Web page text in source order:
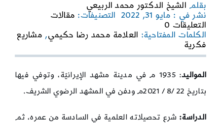
بقلم الشيخ الدكتور محمد الربيعي
نشر في : مايو 31, 2022
التصنيفات: مقالات
التعليقات 0
on
مشاريع
12
العلامة
رضا
الكلمات المفتاحية: العلامة محمد رضا حكيمي, مشاريع
فكرية
المواليد
: 1935 م في مدينة مشهد الإيرانيّة، وتوفي فيها
بتاريخ 22 /8 / 2021م ودفن في المشهد الرضوي الشريف.
الدراسة: شرع تحصيلاته العلمية في السادسة من عمره، ثم